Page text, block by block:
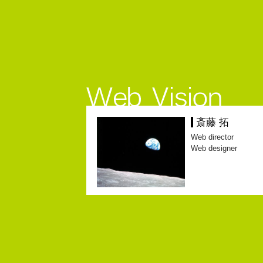
斎藤 拓
Web director
Web designer